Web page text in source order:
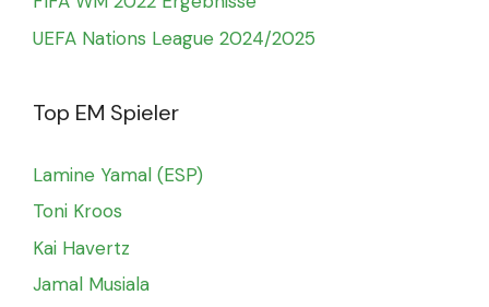
UEFA Nations League 2024/2025
Top EM Spieler
Lamine Yamal (ESP)
Toni Kroos
Kai Havertz
Jamal Musiala